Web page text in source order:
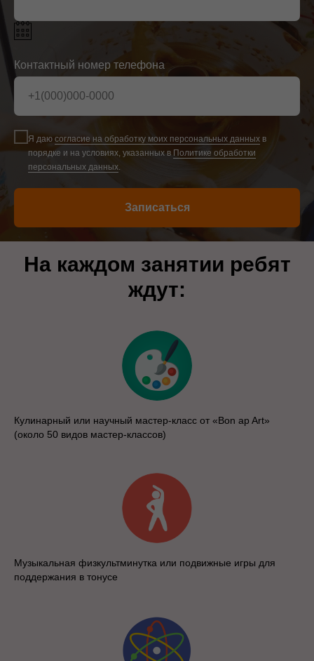
Контактный номер телефона
Я даю согласие на обработку моих персональных данных в
порядке и на условиях, указанных в Политике обработки
персональных данных.
Записаться
На каждом занятии ребят
ждут:
Кулинарный или научный мастер-класс от «Bon ap Art»
(около 50 видов мастер-классов)
Музыкальная физкультминутка или подвижные игры для
поддержания в тонусе